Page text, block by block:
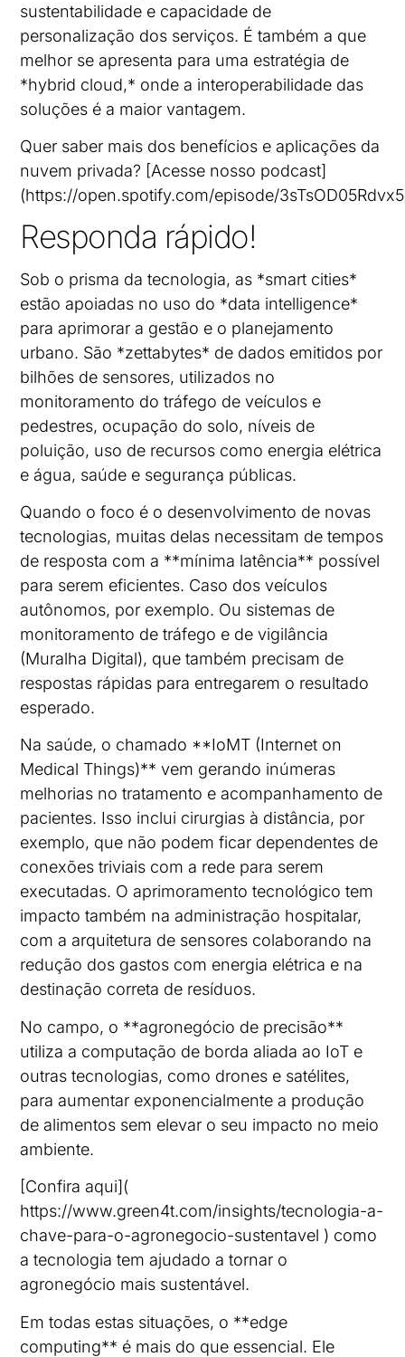
sustentabilidade e capacidade de
personalização dos serviços. É também a que
melhor se apresenta para uma estratégia de
*hybrid cloud,* onde a interoperabilidade das
soluções é a maior vantagem.
Quer saber mais dos benefícios e aplicações da
nuvem privada? [Acesse nosso podcast]
(https://open.spotify.com/episode/
Responda rápido!
Sob o prisma da tecnologia, as *smart cities*
estão apoiadas no uso do *data intelligence*
para aprimorar a gestão e o planejamento
urbano. São *zettabytes* de dados emitidos por
bilhões de sensores, utilizados no
monitoramento do tráfego de veículos e
pedestres, ocupação do solo, níveis de
poluição, uso de recursos como energia elétrica
e água, saúde e segurança públicas.
Quando o foco é o desenvolvimento de novas
tecnologias, muitas delas necessitam de tempos
de resposta com a **mínima latência** possível
para serem eficientes. Caso dos veículos
autônomos, por exemplo. Ou sistemas de
monitoramento de tráfego e de vigilância
(Muralha Digital), que também precisam de
respostas rápidas para entregarem o resultado
esperado.
Na saúde, o chamado **IoMT (Internet on
Medical Things)** vem gerando inúmeras
melhorias no tratamento e acompanhamento de
pacientes. Isso inclui cirurgias à distância, por
exemplo, que não podem ficar dependentes de
conexões triviais com a rede para serem
executadas. O aprimoramento tecnológico tem
impacto também na administração hospitalar,
com a arquitetura de sensores colaborando na
redução dos gastos com energia elétrica e na
destinação correta de resíduos.
No campo, o **agronegócio de precisão**
utiliza a computação de borda aliada ao IoT e
outras tecnologias, como drones e satélites,
para aumentar exponencialmente a produção
de alimentos sem elevar o seu impacto no meio
ambiente.
[Confira aqui](
https://www.green4t.com/insights/tecnologia-a-
chave-para-o-agronegocio-sustentavel ) como
a tecnologia tem ajudado a tornar o
agronegócio mais sustentável.
Em todas estas situações, o **edge
computing** é mais do que essencial. Ele